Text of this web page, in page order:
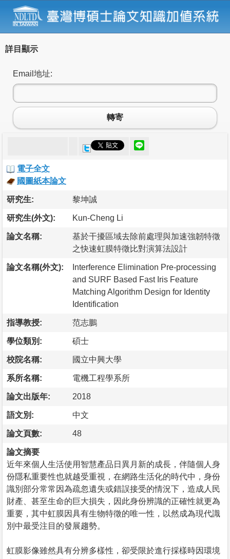
詳目顯示
Email地址:
轉寄
電子全文
國圖紙本論文
研究生: 黎坤誠
研究生(外文): Kun-Cheng Li
論文名稱:
基於干擾區域去除前處理與加速強韌特徵
之快速虹膜特徵比對演算法設計
論文名稱(外文):
Interference Elimination Pre-processing
and SURF Based Fast Iris Feature
Matching Algorithm Design for Identity
Identification
指導教授: 范志鵬
學位類別: 碩士
校院名稱: 國立中興大學
系所名稱: 電機工程學系所
論文出版年: 2018
語文別: 中文
論文頁數: 48
論文摘要
近年來個人生活使用智慧產品日異月新的成長，伴隨個人身
份隱私重要性也就越受重視，在網路生活化的時代中，身份
識別部分常常因為疏忽遺失或錯誤接受的情況下，造成人民
財產、甚至生命的巨大損失，因此身份辨識的正確性就更為
重要，其中虹膜因具有生物特徵的唯一性，以然成為現代識
別中最受注目的發展趨勢。
虹膜影像雖然具有分辨多樣性，卻受限於進行採樣時因環境